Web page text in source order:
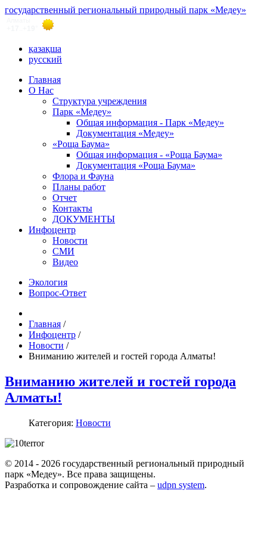
государственный региональный природный парк «Медеу»
қазақша
русский
Главная
О Нас
Структура учреждения
Парк «Медеу»
Общая информация - Парк «Медеу»
Документация «Медеу»
«Роща Баума»
Общая информация - «Роща Баума»
Документация «Роща Баума»
Флора и Фауна
Планы работ
Отчет
Контакты
ДОКУМЕНТЫ
Инфоцентр
Новости
СМИ
Видео
Экология
Вопрос-Ответ
Главная /
Инфоцентр /
Новости /
Вниманию жителей и гостей города Алматы!
Вниманию жителей и гостей города
Алматы!
Категория: Новости
© 2014 - 2026 государственный региональный природный
парк «Медеу». Все права защищены.
Разработка и сопровождение сайта – udpn system.